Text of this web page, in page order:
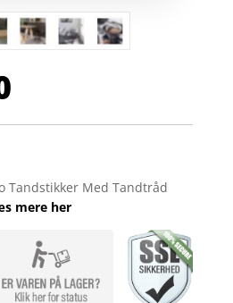
Tandstikker Med Tandtråd
mere her